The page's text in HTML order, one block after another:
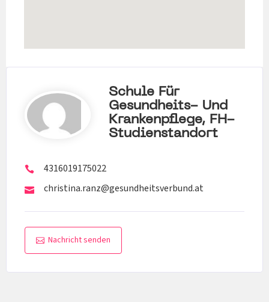
Schule Für
Gesundheits- Und
Krankenpflege, FH-
Studienstandort
4316019175022
christina.ranz@gesundheitsverbund.at
Nachricht senden